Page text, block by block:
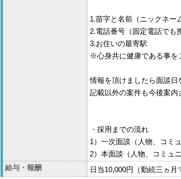
1.苗字と名前（ニックネー
2.電話番号（固定電話でも
3.お住いの最寄駅
※心身共に健康である事を
情報を頂けましたら面談日
記載以外の案件も今後案内
・採用までの流れ
1）一次面談（人物、コミ
2）本面談（人物、コミュ
給与・報酬
日当10,000円（勤続三ヵ月